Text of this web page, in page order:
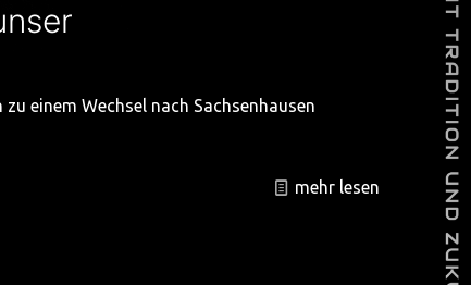
einem Wechsel nach Sachsenhausen
mehr lesen